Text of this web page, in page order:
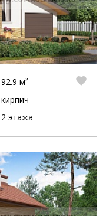
92.9 м²
кирпич
2 этажа